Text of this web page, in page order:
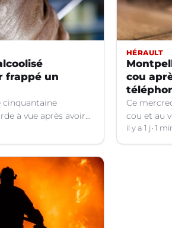
frappé un
cinquantaine
à vue après avoir
à Nîmes (Gard).
HÉRAULT
cou
Ce
cou et au
(Hérault).
il y a 1 j 1